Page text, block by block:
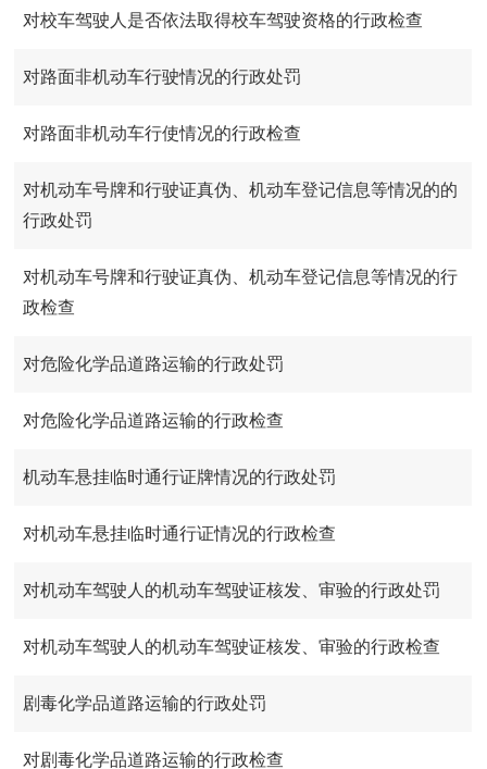
对校车驾驶人是否依法取得校车驾驶资格的行政检查
对路面非机动车行驶情况的行政处罚
对路面非机动车行使情况的行政检查
对机动车号牌和行驶证真伪、机动车登记信息等情况的的
行政处罚
对机动车号牌和行驶证真伪、机动车登记信息等情况的行
政检查
对危险化学品道路运输的行政处罚
对危险化学品道路运输的行政检查
机动车悬挂临时通行证牌情况的行政处罚
对机动车悬挂临时通行证情况的行政检查
对机动车驾驶人的机动车驾驶证核发、审验的行政处罚
对机动车驾驶人的机动车驾驶证核发、审验的行政检查
剧毒化学品道路运输的行政处罚
对剧毒化学品道路运输的行政检查